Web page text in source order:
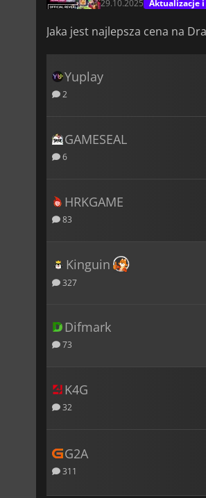
29.10.2025 Aktualizacje
Jaka jest najlepsza cena na
Yuplay
2
GAMESEAL
6
HRKGAME
83
Kinguin
327
Difmark
73
K4G
32
G2A
311